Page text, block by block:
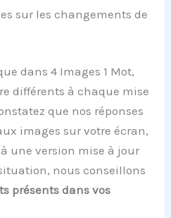
sur les changements de
dans 4 Images 1 Mot,
différents à chaque mise
que nos réponses
images sur votre écran,
une version mise à jour
nous conseillons
présents dans vos